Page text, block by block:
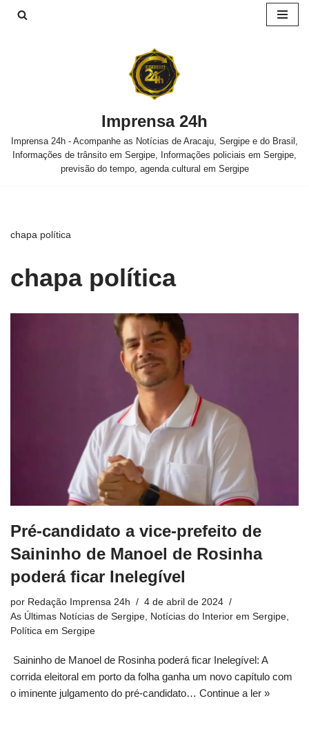
Imprensa 24h
Imprensa 24h - Acompanhe as Notícias de Aracaju, Sergipe e do Brasil,
Informações de trânsito em Sergipe, Informações policiais em Sergipe,
previsão do tempo, agenda cultural em Sergipe
chapa política
chapa política
Pré-candidato a vice-prefeito de
Saininho de Manoel de Rosinha
poderá ficar Inelegível
por Redação Imprensa 24h
4 de abril de 2024
As Últimas Notícias de Sergipe
Notícias do Interior em Sergipe
Política em Sergipe
Saininho de Manoel de Rosinha poderá ficar Inelegível: A
corrida eleitoral em porto da folha ganha um novo capítulo com
o iminente julgamento do pré-candidato… Continue a ler »